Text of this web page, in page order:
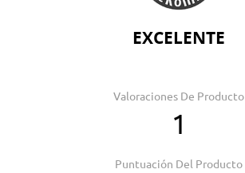
EXCELENTE
Valoraciones De Producto
1
Puntuación Del Producto